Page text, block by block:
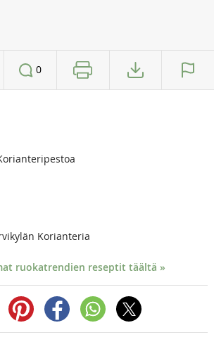
0
Korianteria
ruokatrendien reseptit täältä »